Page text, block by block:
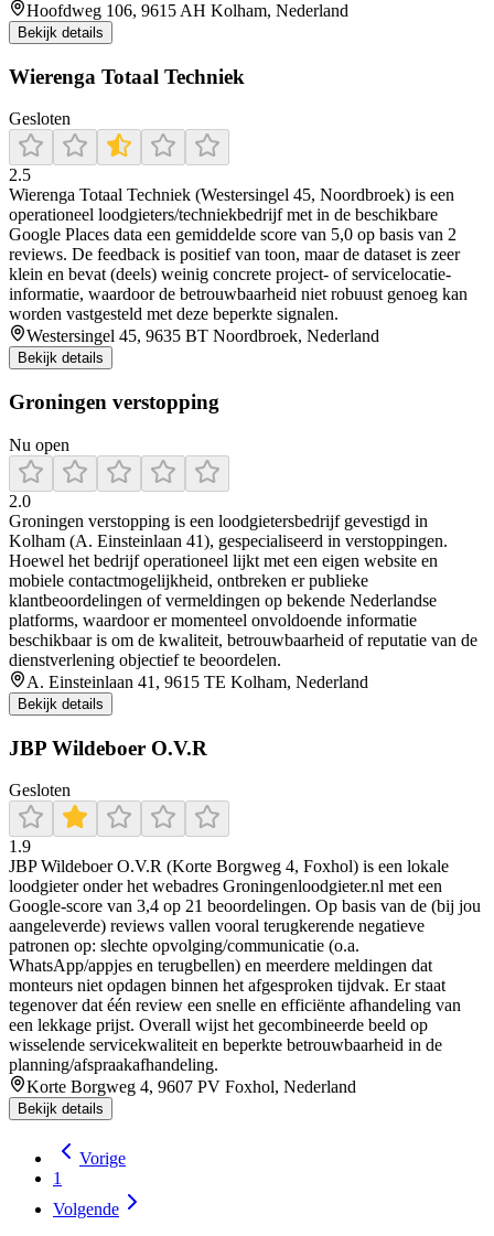
Hoofdweg 106, 9615 AH Kolham, Nederland
Bekijk details
Wierenga Totaal Techniek
Gesloten
2.5
Wierenga Totaal Techniek (Westersingel 45, Noordbroek) is een
operationeel loodgieters/techniekbedrijf met in de beschikbare
Google Places data een gemiddelde score van 5,0 op basis van 2
reviews. De feedback is positief van toon, maar de dataset is zeer
klein en bevat (deels) weinig concrete project- of servicelocatie-
informatie, waardoor de betrouwbaarheid niet robuust genoeg kan
worden vastgesteld met deze beperkte signalen.
Westersingel 45, 9635 BT Noordbroek, Nederland
Bekijk details
Groningen verstopping
Nu open
2.0
Groningen verstopping is een loodgietersbedrijf gevestigd in
Kolham (A. Einsteinlaan 41), gespecialiseerd in verstoppingen.
Hoewel het bedrijf operationeel lijkt met een eigen website en
mobiele contactmogelijkheid, ontbreken er publieke
klantbeoordelingen of vermeldingen op bekende Nederlandse
platforms, waardoor er momenteel onvoldoende informatie
beschikbaar is om de kwaliteit, betrouwbaarheid of reputatie van de
dienstverlening objectief te beoordelen.
A. Einsteinlaan 41, 9615 TE Kolham, Nederland
Bekijk details
JBP Wildeboer O.V.R
Gesloten
1.9
JBP Wildeboer O.V.R (Korte Borgweg 4, Foxhol) is een lokale
loodgieter onder het webadres Groningenloodgieter.nl met een
Google-score van 3,4 op 21 beoordelingen. Op basis van de (bij jou
aangeleverde) reviews vallen vooral terugkerende negatieve
patronen op: slechte opvolging/communicatie (o.a.
WhatsApp/appjes en terugbellen) en meerdere meldingen dat
monteurs niet opdagen binnen het afgesproken tijdvak. Er staat
tegenover dat één review een snelle en efficiënte afhandeling van
een lekkage prijst. Overall wijst het gecombineerde beeld op
wisselende servicekwaliteit en beperkte betrouwbaarheid in de
planning/afspraakafhandeling.
Korte Borgweg 4, 9607 PV Foxhol, Nederland
Bekijk details
Vorige
1
Volgende